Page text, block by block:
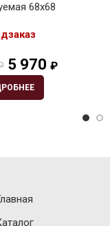
68х68
5 970 ₽